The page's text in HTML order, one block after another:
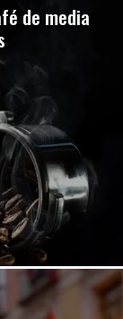
de media